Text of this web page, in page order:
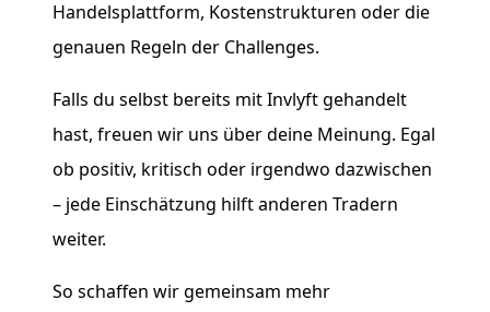
Handelsplattform, Kostenstrukturen oder die
genauen Regeln der Challenges.
Falls du selbst bereits mit Invlyft gehandelt
hast, freuen wir uns über deine Meinung. Egal
ob positiv, kritisch oder irgendwo dazwischen
– jede Einschätzung hilft anderen Tradern
weiter.
So schaffen wir gemeinsam mehr